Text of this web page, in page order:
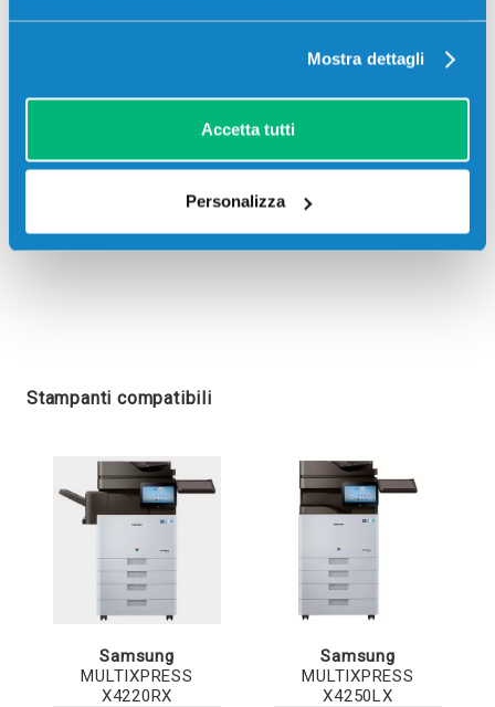
Mostra dettagli
Accetta tutti
Personalizza
Recensioni
Stampanti compatibili
Samsung
MULTIXPRESS
X4220RX
Samsung
MULTIXPRESS
X4250LX